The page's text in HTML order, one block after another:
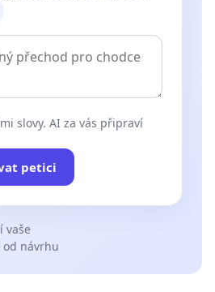
slovy. AI za vás připraví
petici
vaše
od návrhu